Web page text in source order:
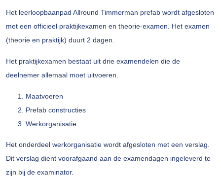
Het leerloopbaanpad Allround Timmerman prefab wordt afgesloten
met een officieel praktijkexamen en theorie-examen. Het examen
(theorie en praktijk) duurt 2 dagen.
Het praktijkexamen bestaat uit drie examendelen die de
deelnemer allemaal moet uitvoeren.
Maatvoeren
Prefab constructies
Werkorganisatie
Het onderdeel werkorganisatie wordt afgesloten met een verslag.
Dit verslag dient voorafgaand aan de examendagen ingeleverd te
zijn bij de examinator.